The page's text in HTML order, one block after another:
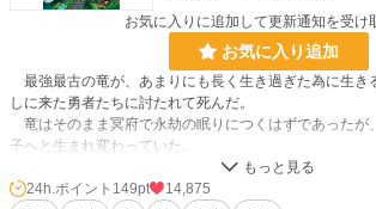
お気に入りに追加して更新通知を受け
お気に入り追加
最強最古の竜が、あまりにも長く生き過ぎた為に生き
しに来た勇者たちに討たれて死んだ。
竜はそのまま冥府で永劫の眠りにつくはずであったが
子へと生まれ変わっていた。
竜から人間に生まれ変わり、生きる事への活力を取り
生きてゆくことを選ぶ。
24h.ポイント 149pt
14,875